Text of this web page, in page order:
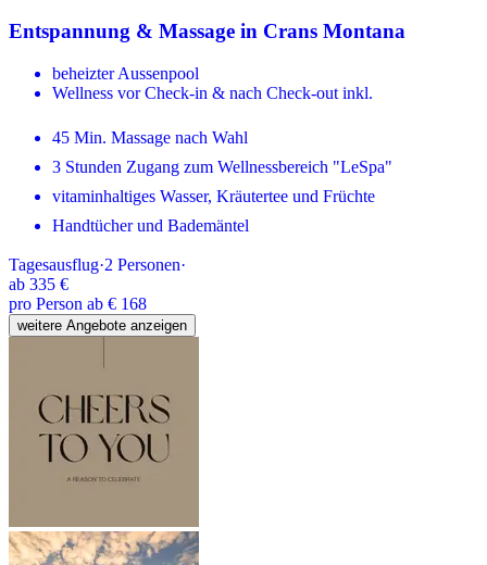
Entspannung & Massage in Crans Montana
beheizter Aussenpool
Wellness vor Check-in & nach Check-out inkl.
45 Min. Massage nach Wahl
3 Stunden Zugang zum Wellnessbereich "LeSpa"
vitaminhaltiges Wasser, Kräutertee und Früchte
Handtücher und Bademäntel
Tagesausflug·2 Personen·
ab 335 €
pro Person ab € 168
weitere Angebote anzeigen